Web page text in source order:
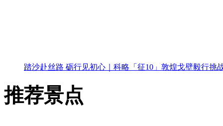
踏沙赴丝路 砺行见初心｜科略「征10」敦煌戈壁毅行挑
推荐景点